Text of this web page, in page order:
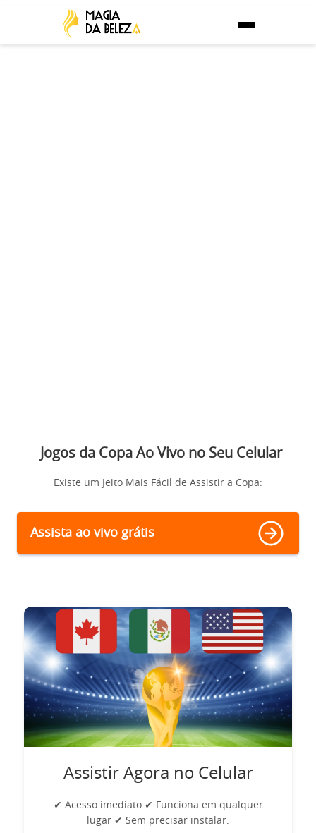
Jogos da Copa Ao Vivo no Seu Celular
Existe um Jeito Mais Fácil de Assistir a Copa:
Assista ao vivo grátis
Assistir Agora no Celular
✔ Acesso imediato ✔ Funciona em qualquer
lugar ✔ Sem precisar instalar.